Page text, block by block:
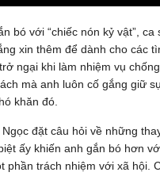
bó với “chiếc nón kỷ vật”,
xin thêm để dành cho các
ngại khi làm nhiệm vụ
mà anh luôn cố gắng giữ
khăn đó.
đặt câu hỏi về những
ấy khiến anh gắn bó hơn
phần trách nhiệm với xã hội.